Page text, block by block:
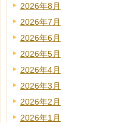
2026年8月
2026年7月
2026年6月
2026年5月
2026年4月
2026年3月
2026年2月
2026年1月